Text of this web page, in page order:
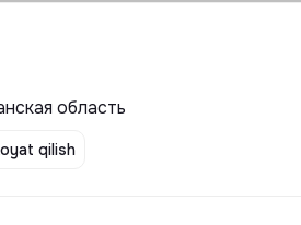
область
qilish